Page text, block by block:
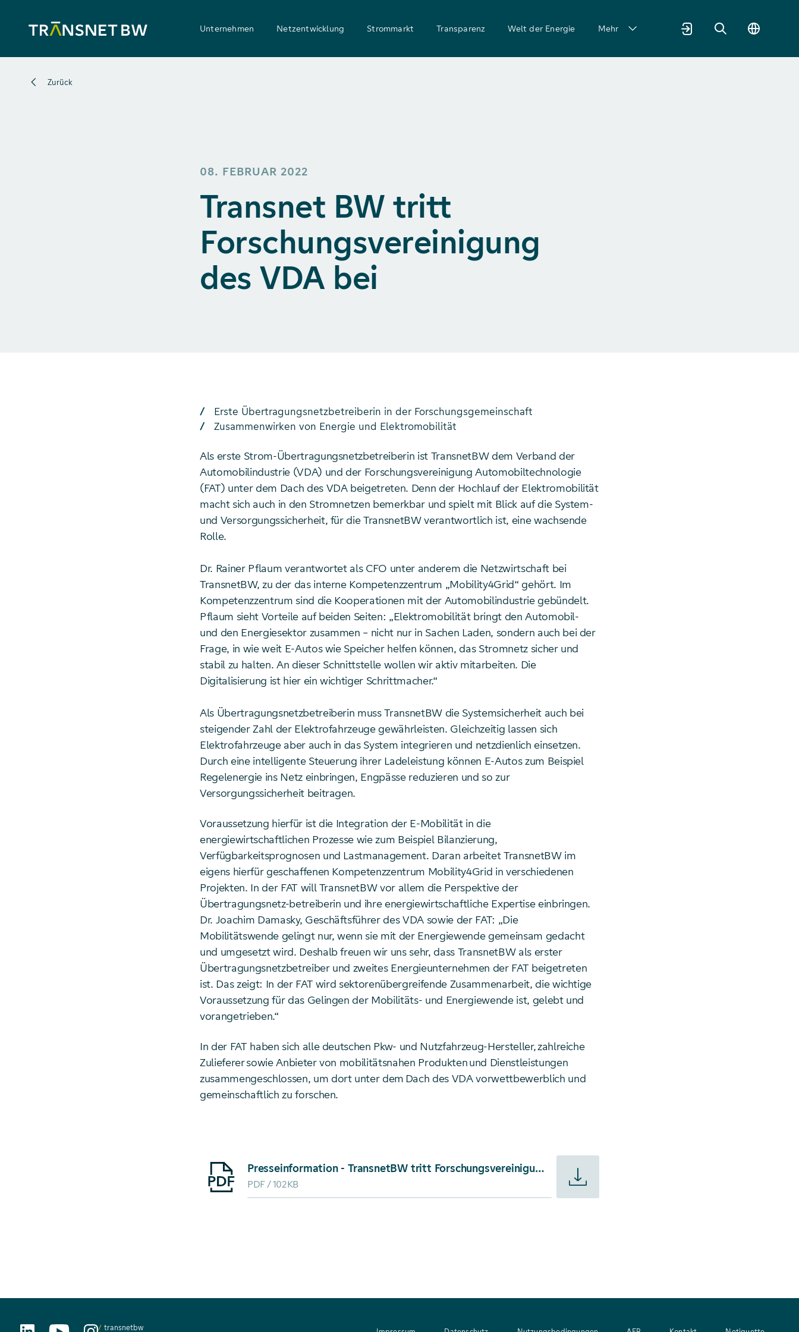
Unternehmen Netzentwicklung Strommarkt Transparenz Welt der Energie Mehr
Zurück
08. FEBRUAR 2022
Transnet BW tritt
Forschungsvereinigung
des VDA bei
Erste Übertragungsnetzbetreiberin in der Forschungsgemeinschaft
Zusammenwirken von Energie und Elektromobilität
Als erste Strom-Übertragungsnetzbetreiberin ist TransnetBW dem Verband der
Automobilindustrie (VDA) und der Forschungsvereinigung Automobiltechnologie
(FAT) unter dem Dach des VDA beigetreten. Denn der Hochlauf der Elektromobilität
macht sich auch in den Stromnetzen bemerkbar und spielt mit Blick auf die System-
und Versorgungssicherheit, für die TransnetBW verantwortlich ist, eine wachsende
Rolle.
Dr. Rainer Pflaum verantwortet als CFO unter anderem die Netzwirtschaft bei
TransnetBW, zu der das interne Kompetenzzentrum „Mobility4Grid“ gehört. Im
Kompetenzzentrum sind die Kooperationen mit der Automobilindustrie gebündelt.
Pflaum sieht Vorteile auf beiden Seiten: „Elektromobilität bringt den Automobil-
und den Energiesektor zusammen – nicht nur in Sachen Laden, sondern auch bei der
Frage, in wie weit E-Autos wie Speicher helfen können, das Stromnetz sicher und
stabil zu halten. An dieser Schnittstelle wollen wir aktiv mitarbeiten. Die
Digitalisierung ist hier ein wichtiger Schrittmacher.“
Als Übertragungsnetzbetreiberin muss TransnetBW die Systemsicherheit auch bei
steigender Zahl der Elektrofahrzeuge gewährleisten. Gleichzeitig lassen sich
Elektrofahrzeuge aber auch in das System integrieren und netzdienlich einsetzen.
Durch eine intelligente Steuerung ihrer Ladeleistung können E-Autos zum Beispiel
Regelenergie ins Netz einbringen, Engpässe reduzieren und so zur
Versorgungssicherheit beitragen.
Voraussetzung hierfür ist die Integration der E-Mobilität in die
energiewirtschaftlichen Prozesse wie zum Beispiel Bilanzierung,
Verfügbarkeitsprognosen und Lastmanagement. Daran arbeitet TransnetBW im
eigens hierfür geschaffenen Kompetenzzentrum Mobility4Grid in verschiedenen
Projekten. In der FAT will TransnetBW vor allem die Perspektive der
Übertragungsnetz-betreiberin und ihre energiewirtschaftliche Expertise einbringen.
Dr. Joachim Damasky, Geschäftsführer des VDA sowie der FAT: „Die
Mobilitätswende gelingt nur, wenn sie mit der Energiewende gemeinsam gedacht
und umgesetzt wird. Deshalb freuen wir uns sehr, dass TransnetBW als erster
Übertragungsnetzbetreiber und zweites Energieunternehmen der FAT beigetreten
ist. Das zeigt: In der FAT wird sektorenübergreifende Zusammenarbeit, die wichtige
Voraussetzung für das Gelingen der Mobilitäts- und Energiewende ist, gelebt und
vorangetrieben.“
In der FAT haben sich alle deutschen Pkw- und Nutzfahrzeug-Hersteller, zahlreiche
Zulieferer sowie Anbieter von mobilitätsnahen Produkten und Dienstleistungen
zusammengeschlossen, um dort unter dem Dach des VDA vorwettbewerblich und
gemeinschaftlich zu forschen.
Starte Download von: Presseinformation - TransnetBW tritt Forschungsvereinigung des VDA bei
Presseinformation - TransnetBW tritt Forschungsvereinigung des VDA bei
PDF 102KB
transnetbw